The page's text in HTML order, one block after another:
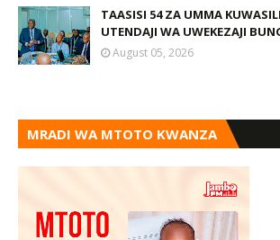
TAASISI 54 ZA UMMA
UTENDAJI WA UWEKEZAJI
August 05, 2026
MRADI WA MTOTO KWANZA